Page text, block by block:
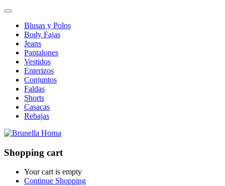
Blusas y Polos
Body Fajas
Jeans
Pantalones
Vestidos
Enterizos
Conjuntos
Faldas
Shorts
Casacas
Rebajas
Shopping cart
Your cart is empty
Continue Shopping